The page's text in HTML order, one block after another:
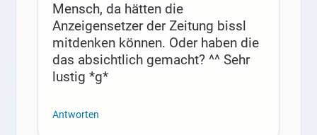
Mensch, da hätten die
Anzeigensetzer der Zeitung bissl
mitdenken können. Oder haben die
das absichtlich gemacht? ^^ Sehr
lustig *g*
Antworten